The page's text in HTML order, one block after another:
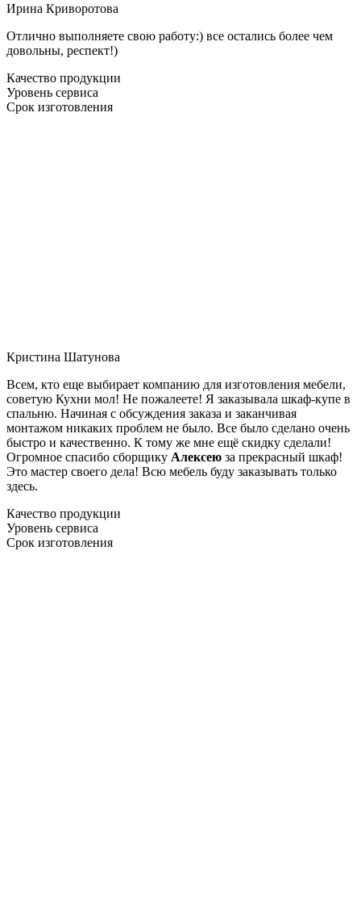
Ирина Криворотова
Отлично выполняете свою работу:) все остались более чем
довольны, респект!)
Качество продукции
Уровень сервиса
Срок изготовления
Кристина Шатунова
Всем, кто еще выбирает компанию для изготовления мебели,
советую Кухни мол! Не пожалеете! Я заказывала шкаф-купе в
спальню. Начиная с обсуждения заказа и заканчивая
монтажом никаких проблем не было. Все было сделано очень
быстро и качественно. К тому же мне ещё скидку сделали!
Огромное спасибо сборщику Алексею за прекрасный шкаф!
Это мастер своего дела! Всю мебель буду заказывать только
здесь.
Качество продукции
Уровень сервиса
Срок изготовления